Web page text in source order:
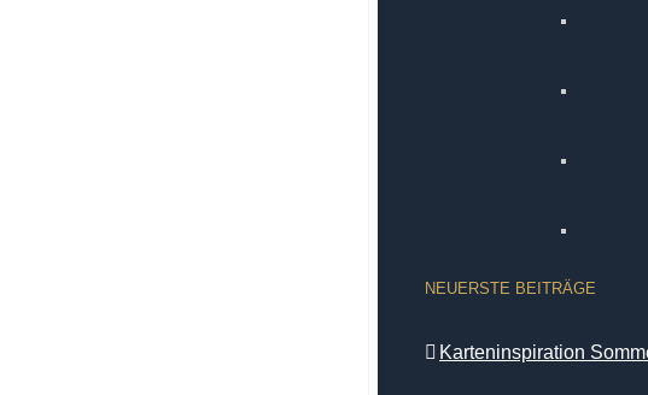
NEUERSTE BEITRÄGE
Karteninspiration